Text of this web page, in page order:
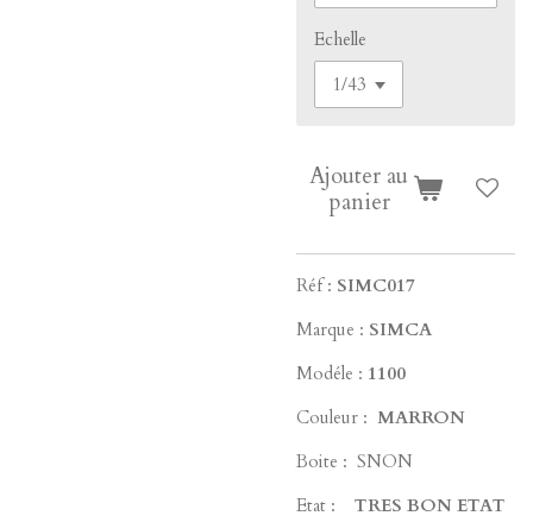
Echelle
Ajouter au
panier
Réf : SIMC017
Marque : SIMCA
Modéle : 1100
Couleur : MARRON
Boite : SNON
Etat :
TRES BON ETAT